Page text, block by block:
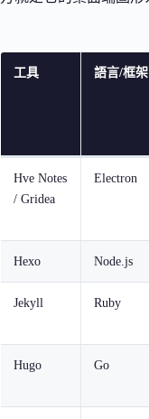
工具 語言/框架
Hve Notes
/ Gridea
Electron
Hexo Node.js
Jekyll Ruby
Hugo Go